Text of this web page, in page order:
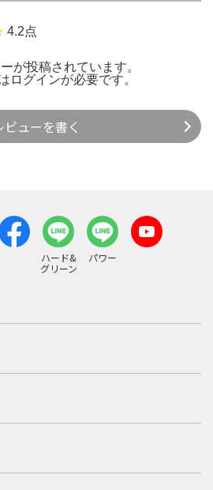
4.2点
が投稿されています。
ログインが必要です。
ビューを書く
ハード&
グリーン
パワー